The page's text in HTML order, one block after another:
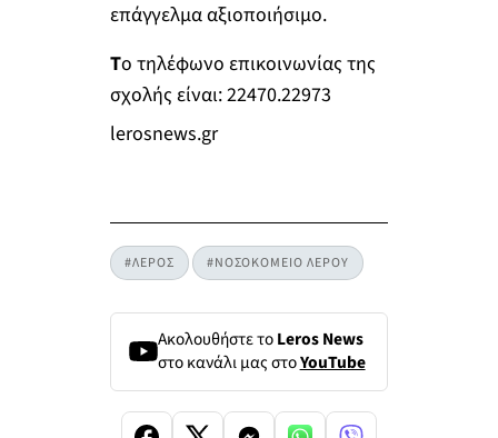
επάγγελμα αξιοποιήσιμο.
Το τηλέφωνο επικοινωνίας της
σχολής είναι: 22470.22973
lerosnews.gr
#ΛΕΡΟΣ #ΝΟΣΟΚΟΜΕΙΟ ΛΕΡΟΥ
Ακολουθήστε τοLeros News
στο κανάλι μας στοYouTube